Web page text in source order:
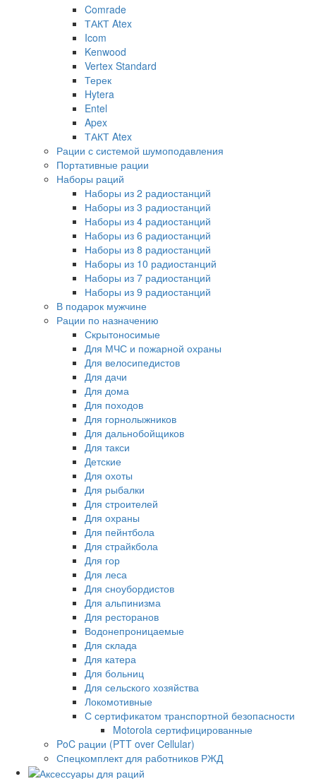
Comrade
ТАКТ Atex
Icom
Kenwood
Vertex Standard
Терек
Hytera
Entel
Apex
ТАКТ Atex
Рации с системой шумоподавления
Портативные рации
Наборы раций
Наборы из 2 радиостанций
Наборы из 3 радиостанций
Наборы из 4 радиостанций
Наборы из 6 радиостанций
Наборы из 8 радиостанций
Наборы из 10 радиостанций
Наборы из 7 радиостанций
Наборы из 9 радиостанций
В подарок мужчине
Рации по назначению
Скрытоносимые
Для МЧС и пожарной охраны
Для велосипедистов
Для дачи
Для дома
Для походов
Для горнолыжников
Для дальнобойщиков
Для такси
Детские
Для охоты
Для рыбалки
Для строителей
Для охраны
Для пейнтбола
Для страйкбола
Для гор
Для леса
Для сноубордистов
Для альпинизма
Для ресторанов
Водонепроницаемые
Для склада
Для катера
Для больниц
Для сельского хозяйства
Локомотивные
С сертификатом транспортной безопасности
Motorola сертифицированные
PoC рации (PTT over Cellular)
Спецкомплект для работников РЖД